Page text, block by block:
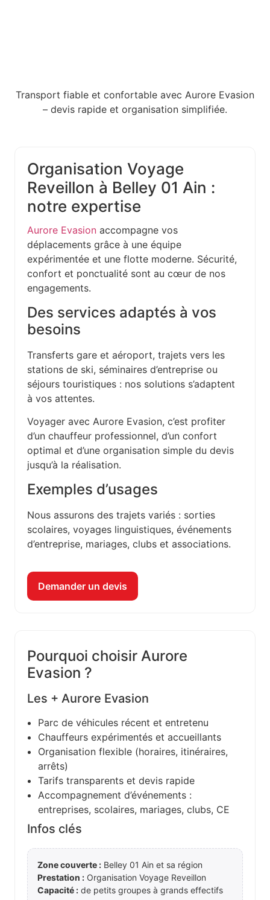
Transport fiable et confortable avec Aurore Evasion
– devis rapide et organisation simplifiée.
Organisation Voyage
Reveillon à Belley 01 Ain :
notre expertise
Aurore Evasion accompagne vos
déplacements grâce à une équipe
expérimentée et une flotte moderne. Sécurité,
confort et ponctualité sont au cœur de nos
engagements.
Des services adaptés à vos
besoins
Transferts gare et aéroport, trajets vers les
stations de ski, séminaires d’entreprise ou
séjours touristiques : nos solutions s’adaptent
à vos attentes.
Voyager avec Aurore Evasion, c’est profiter
d’un chauffeur professionnel, d’un confort
optimal et d’une organisation simple du devis
jusqu’à la réalisation.
Exemples d’usages
Nous assurons des trajets variés : sorties
scolaires, voyages linguistiques, événements
d’entreprise, mariages, clubs et associations.
Demander un devis
Pourquoi choisir Aurore
Evasion ?
Les + Aurore Evasion
Parc de véhicules récent et entretenu
Chauffeurs expérimentés et accueillants
Organisation flexible (horaires, itinéraires,
arrêts)
Tarifs transparents et devis rapide
Accompagnement d’événements :
entreprises, scolaires, mariages, clubs, CE
Infos clés
Zone couverte : Belley 01 Ain et sa région
Prestation : Organisation Voyage Reveillon
Capacité : de petits groupes à grands effectifs